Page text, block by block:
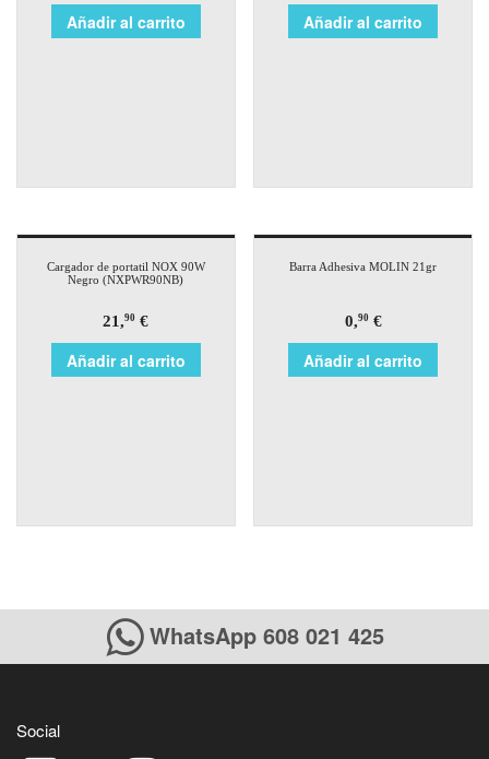
Añadir al carrito Añadir al carrito
Cargador de portatil NOX 90W
Negro (NXPWR90NB)
21,90 €
Añadir al carrito
Barra Adhesiva MOLIN 21gr
0,90€
Añadir al carrito
WhatsApp 608 021 425
Social